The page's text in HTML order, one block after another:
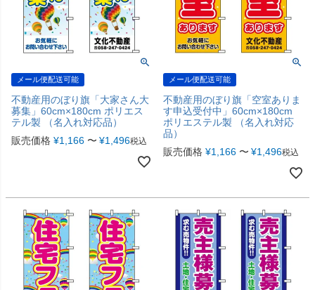
メール便配送可能
不動産用のぼり旗「大家さん大
募集」60cm×180cm ポリエス
テル製 （名入れ対応品）
販売価格 ¥1,166 〜 ¥1,496税込
メール便配送可能
不動産用のぼり旗「空室ありま
す申込受付中」60cm×180cm
ポリエステル製 （名入れ対応
品）
販売価格 ¥1,166 〜 ¥1,496税込